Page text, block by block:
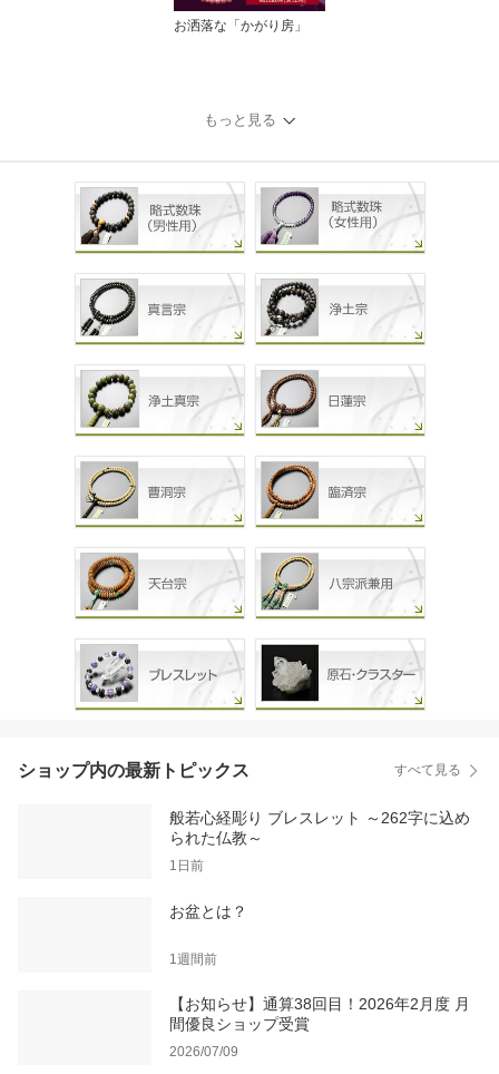
お洒落な「かがり房」
もっと見る
ショップ内の最新トピックス すべて見る
般若心経彫り ブレスレット ～262字に込め
られた仏教～
1日前
お盆とは？
1週間前
【お知らせ】通算38回目！2026年2月度 月
間優良ショップ受賞
2026/07/09